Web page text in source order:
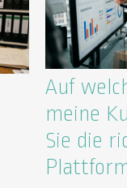
Auf
meine
Sie die